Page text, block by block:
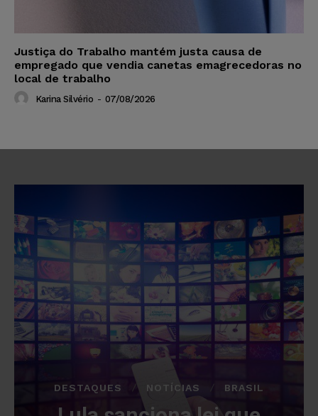
Justiça do Trabalho mantém justa causa de
empregado que vendia canetas emagrecedoras no
local de trabalho
Karina Silvério - 07/08/2026